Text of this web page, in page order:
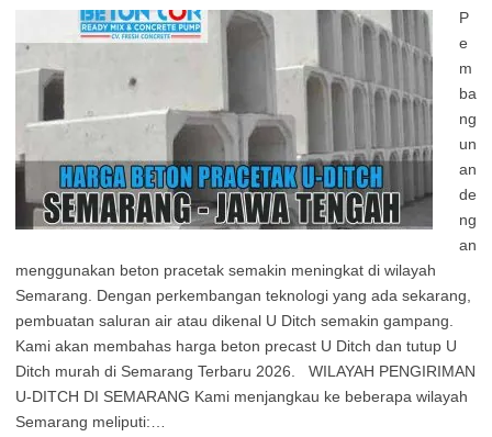
P
e
m
ba
ng
un
an
de
ng
an
menggunakan beton pracetak semakin meningkat di wilayah
Semarang. Dengan perkembangan teknologi yang ada sekarang,
pembuatan saluran air atau dikenal U Ditch semakin gampang.
Kami akan membahas harga beton precast U Ditch dan tutup U
Ditch murah di Semarang Terbaru 2026. WILAYAH PENGIRIMAN
U-DITCH DI SEMARANG Kami menjangkau ke beberapa wilayah
Semarang meliputi:…